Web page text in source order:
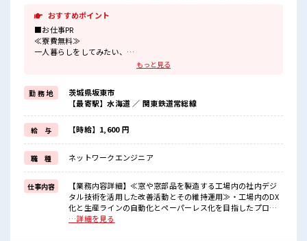
おすすめポイント
■お仕事PR
≪寮費無料≫
一人暮らしをしてみたい、
地元から出て新しい場所で働いてみたい、
り」のお仕事です！
赴任地までの交通費も当社が負担(規定有)！
遠方の方もご安心して応募ください！
≪1日1時間程の残業で収入アップ≫
残業は月20時間未満で、
ほどよく稼げます♪
≪土日祝休のお仕事≫
家族や友人と一緒にプライベート満喫！
≪髪色自由で自分らしく働く≫
明るすぎたり奇抜でなければ基本的に自由！
(規定有)
■職場の雰囲気
もっと見る
勤 務 地
茨城県坂東市
【最寄駅】水海道 ／ 関東鉄道常総線
給 与 【時給】1,600 円
職 種 ネットワークエンジニア
仕事内容
【業務内容詳細】≪窓や窓部品を製造する工場内の社内デジ
タル技術を活用した改善活動とその維持運用≫・工場内のDX
化と生産ラインの自動化とペーパーレス化を目指したプログ
ラミング。・やる気がある方なら初心者でもOK！しっかり教
…詳細を見る